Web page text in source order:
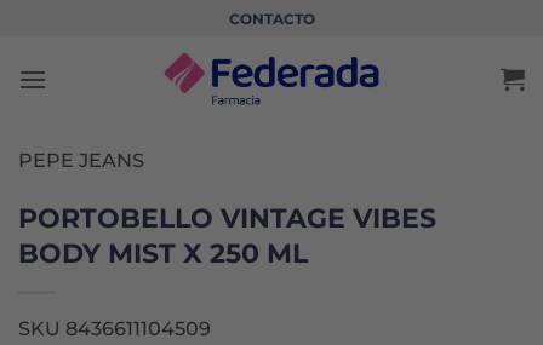
contenido
CONTACTO
PEPE JEANS
PORTOBELLO VINTAGE VIBES
BODY MIST X 250 ML
SKU 8436611104509